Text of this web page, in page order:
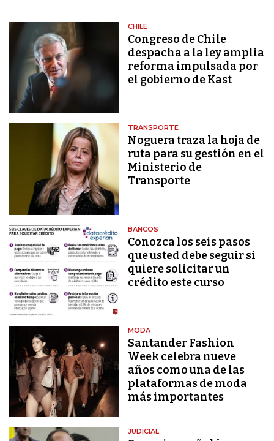
CHILE
Congreso de Chile
despacha a la ley amplia
reforma impulsada por
el gobierno de Kast
TRANSPORTE
Noguera traza la hoja de
ruta para su gestión en el
Ministerio de
Transporte
BANCOS
Conozca los seis pasos
que usted debe seguir si
quiere solicitar un
crédito este curso
MODA
Santander Fashion
Week celebra nueve
años como una de las
plataformas de moda
más importantes
JUDICIAL